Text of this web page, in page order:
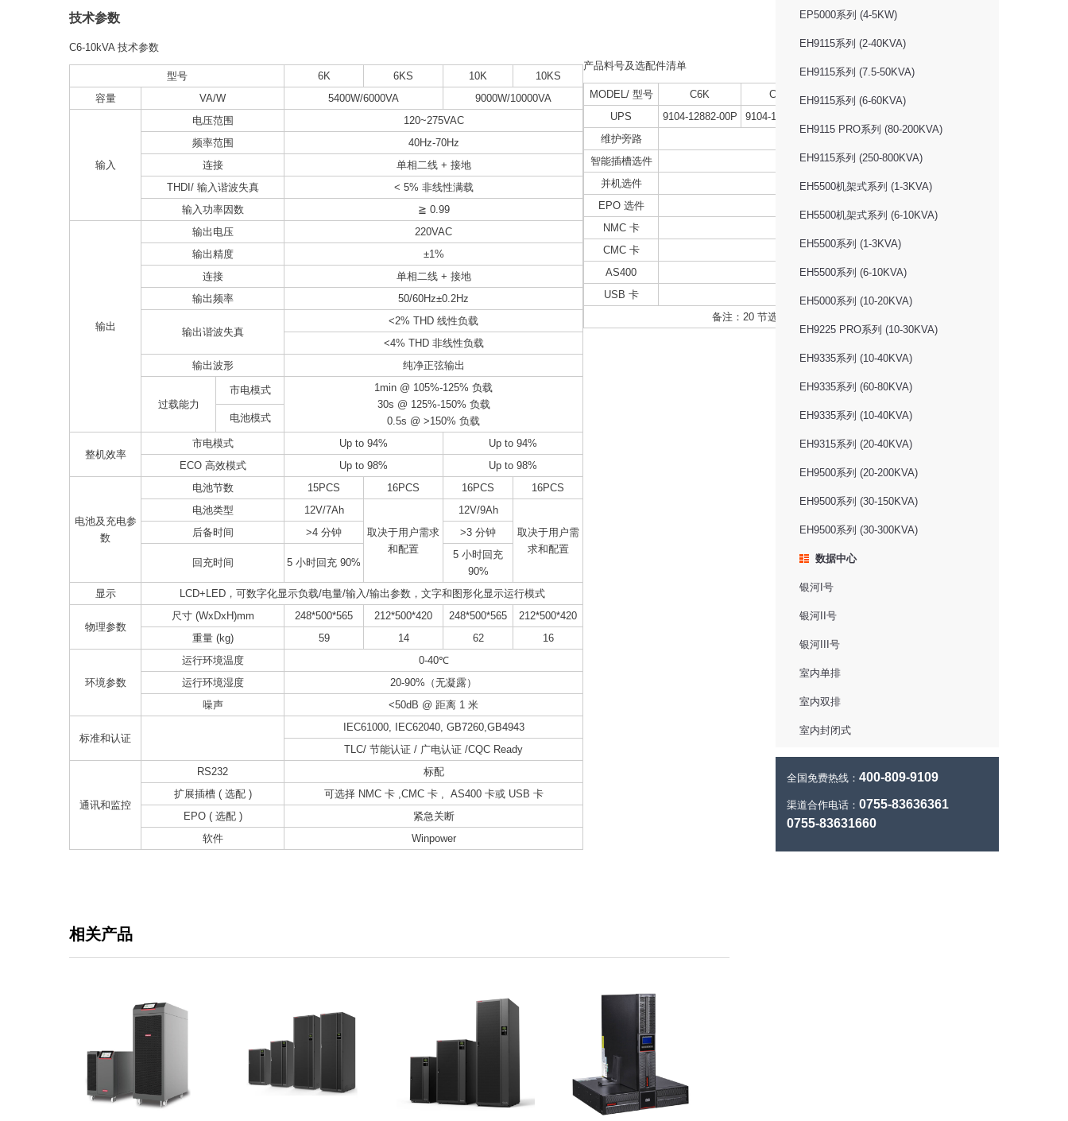
技术参数
C6-10kVA 技术参数
型号 6K 6KS 10K
10KS
容量
VA/W 5400W/6000VA 9000W/10000VA
输入
电压范围
120~275VAC
频率范围
40Hz-70Hz
连接
单相二线 + 接地
THDI/ 输入谐波失真
< 5% 非线性满载
输入功率因数
≧ 0.99
输出
输出电压
220VAC
输出精度
±1%
连接
单相二线 + 接地
输出频率
50/60Hz±0.2Hz
输出谐波失真
<2% THD 线性负载
<4% THD 非线性负载
输出波形
纯净正弦输出
过载能力
市电模式
1min @ 105%-125% 负载
30s @ 125%-150% 负载
0.5s @ >150% 负载
电池模式
整机效率
市电模式 Up to 94%
Up to 94%
ECO 高效模式
Up to 98% Up to 98%
电池及充电参
数
电池节数 15PCS 16PCS 16PCS
16PCS
电池类型
12V/7Ah
取决于用户需求
和配置
12V/9Ah
取决于用户需
求和配置
后备时间 >4 分钟 >3 分钟
回充时间 5 小时回充 90%
5 小时回充
90%
显示
LCD+LED，可数字化显示负载/电量/输入/输出参数，文字和图形化显示运行模式
物理参数
尺寸 (WxDxH)mm 248*500*565 212*500*420 248*500*565
212*500*420
重量 (kg)
59 14 62 16
环境参数
运行环境温度
0-40℃
运行环境湿度
20-90%（无凝露）
噪声
<50dB @ 距离 1 米
标准和认证
IEC61000, IEC62040, GB7260,GB4943
TLC/ 节能认证 / 广电认证 /CQC Ready
通讯和监控
RS232
标配
扩展插槽 ( 选配 )
可选择 NMC 卡 ,CMC 卡 , AS400 卡或 USB 卡
EPO ( 选配 )
紧急关断
软件
Winpower
产品料号及选配件清单
MODEL/ 型号 C6K C6KS C10K
UPS
9104-12882-00P 9104-12881-00P
维护旁路
智能插槽选件
730-80405-00P
并机选件
730-80421-00P
EPO 选件
NMC 卡
CMC 卡
730-80100-00P, 短卡
AS400
730-80141-00P, 短卡
USB 卡
730-80102-00P, 短卡
备注：20 节选配功能暂未上市。
EP5000系列 (4-5KW)
EH9115系列 (2-40KVA)
EH9115系列 (7.5-50KVA)
EH9115系列 (6-60KVA)
EH9115 PRO系列 (80-200KVA)
EH9115系列 (250-800KVA)
EH5500机架式系列 (1-3KVA)
EH5500机架式系列 (6-10KVA)
EH5500系列 (1-3KVA)
EH5500系列 (6-10KVA)
EH5000系列 (10-20KVA)
EH9225 PRO系列 (10-30KVA)
EH9335系列 (10-40KVA)
EH9335系列 (60-80KVA)
EH9335系列 (10-40KVA)
EH9315系列 (20-40KVA)
EH9500系列 (20-200KVA)
EH9500系列 (30-150KVA)
EH9500系列 (30-300KVA)
数据中心
银河I号
银河II号
银河III号
室内单排
室内双排
室内封闭式
全国免费热线：400-809-9109
渠道合作电话：0755-83636361
0755-83631660
相关产品